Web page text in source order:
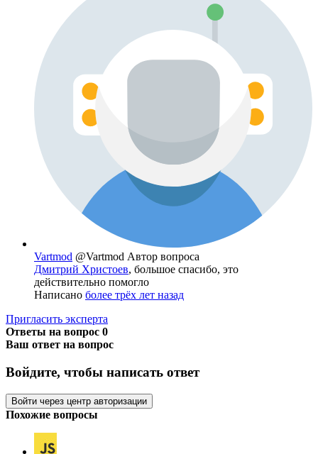
Vartmod @Vartmod Автор вопроса
Дмитрий Христоев, большое спасибо, это
действительно помогло
Написано более трёх лет назад
Пригласить эксперта
Ответы на вопрос 0
Ваш ответ на вопрос
Войдите, чтобы написать ответ
Войти через центр авторизации
Похожие вопросы